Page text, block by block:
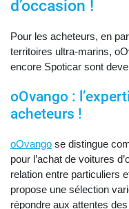
d’occasion !
Pour les acheteurs, en
territoires ultra-marins,
encore Spoticar sont
oOvango :
acheteurs !
oOvango se distingue
pour l’achat de voitures
relation entre particuliers
propose une sélection
répondre aux attentes